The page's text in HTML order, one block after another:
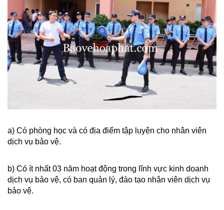
a) Có phòng học và có địa điểm tập luyện cho nhân viên
dịch vụ bảo vệ.
b) Có ít nhất 03 năm hoạt động trong lĩnh vực kinh doanh
dịch vụ bảo vệ, có ban quản lý, đào tạo nhân viên dịch vụ
bảo vệ.